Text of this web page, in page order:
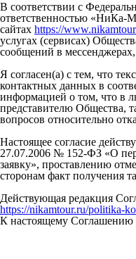
В соответствии с
ответственностью «НиКа-
сайтах https://
услугах (сервисах)
сообщений в
Я согласен(а) с тем, что
контактных данных в
информацией о том, что в
представителю Общества,
вопросов относительно
Настоящее согласие
27.07.2006 № 152-ФЗ «О
заявку», проставлению
сторонам факт получения
Действующая редакция
https://nikamtour.ru/politika-
К настоящему Соглашению